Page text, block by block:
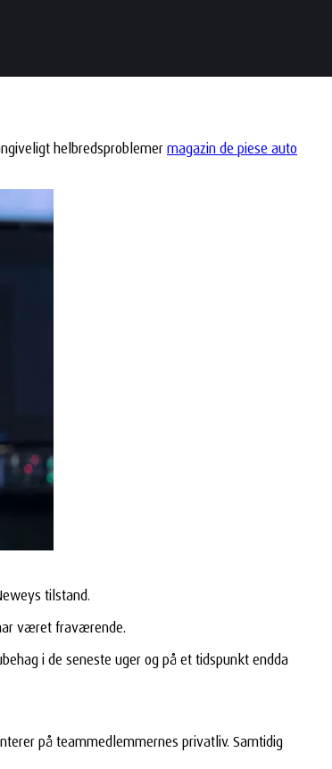
helbredsproblemer magazin de piese auto
tilstand.
været fraværende.
i de seneste uger og på et tidspunkt endda
på teammedlemmernes privatliv. Samtidig